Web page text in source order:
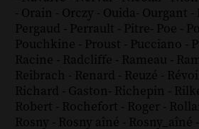
- Orain - Orczy - Ouida- Ourgant -
Pergaud - Perrault - Pitre- Poe -
Pouchkine - Proust - Pucciano -
Racine - Radcliffe - Rameau -
Reibrach - Renard - Reuzé -
Richard - Gaston- Richepin -
Robert - Rochefort - Roger -
Rosny - Rosny aîné - Rosny_aîné -